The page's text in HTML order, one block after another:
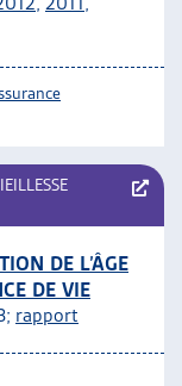
DE L’ÂGE
DE VIE
rapport